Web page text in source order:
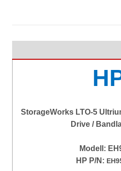
StorageWorks LTO-5
Drive /
Modell:
HP P/N: